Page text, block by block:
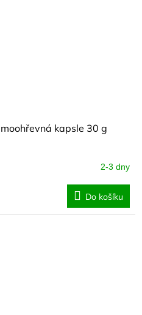
kapsle 30 g
2-3 dny
Do košíku